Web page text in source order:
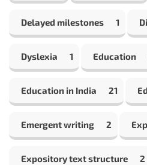
Delayed milestones 1
Dyslexia 1 Education
Education in India 21
Emergent writing 2
Expository text structure 2